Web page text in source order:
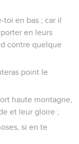
toi en bas ; car il
en leurs
contre quelque
point le
haute montagne,
et leur gloire ;
si en te